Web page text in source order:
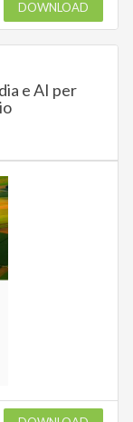
DOWNLOAD
e AI per